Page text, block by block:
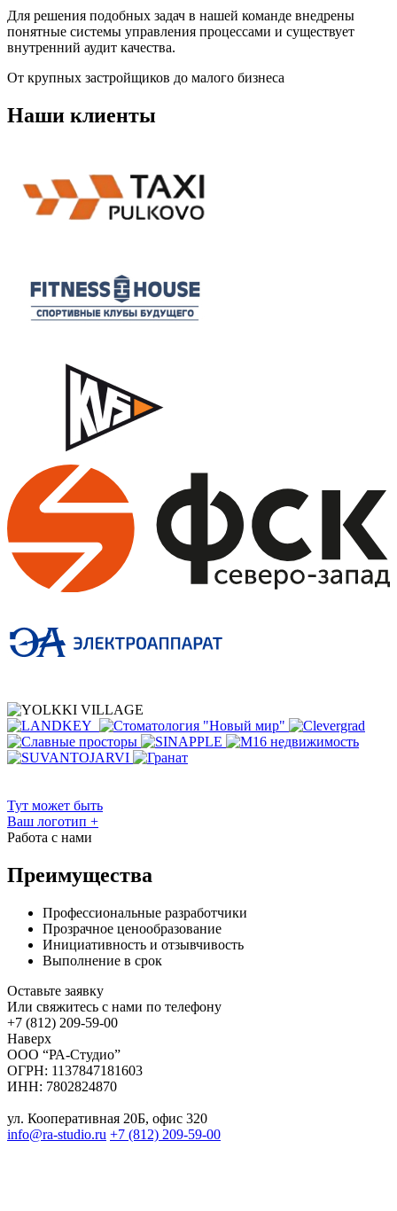
Для решения подобных задач в нашей команде внедрены
понятные системы управления процессами и существует
внутренний аудит качества.
От крупных застройщиков до малого бизнеса
Наши клиенты
Тут может быть
Ваш логотип +
Работа с нами
Преимущества
Профессиональные разработчики
Прозрачное ценообразование
Инициативность и отзывчивость
Выполнение в срок
Оставьте заявку
Или свяжитесь с нами по телефону
+7 (812) 209-59-00
Наверх
ООО “РА-Студио”
ОГРН: 1137847181603
ИНН: 7802824870
ул. Кооперативная 20Б, офис 320
info@ra-studio.ru +7 (812) 209-59-00